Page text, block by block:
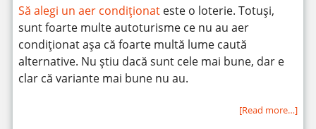
Să alegi un aer condiționateste o loterie. Totuși,
sunt foarte multe autoturisme ce nu au aer
condiționat așa că foarte multă lume caută
alternative. Nu știu dacă sunt cele mai bune, dar e
clar că variante mai bune nu au.
[Read more…]